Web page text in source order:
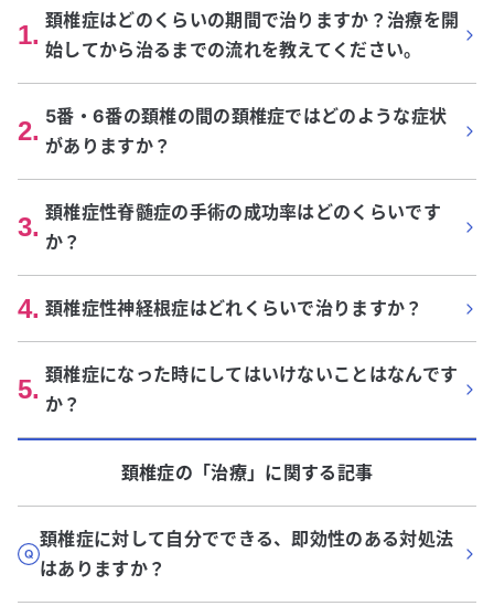
1. 頚椎症はどのくらいの期間で治りますか？治療を開
始してから治るまでの流れを教えてください。
2. 5番・6番の頚椎の間の頚椎症ではどのような症状
がありますか？
3. 頚椎症性脊髄症の手術の成功率はどのくらいです
か？
4. 頚椎症性神経根症はどれくらいで治りますか？
5. 頚椎症になった時にしてはいけないことはなんです
か？
頚椎症の「治療」に関する記事
頚椎症に対して自分でできる、即効性のある対処法
はありますか？